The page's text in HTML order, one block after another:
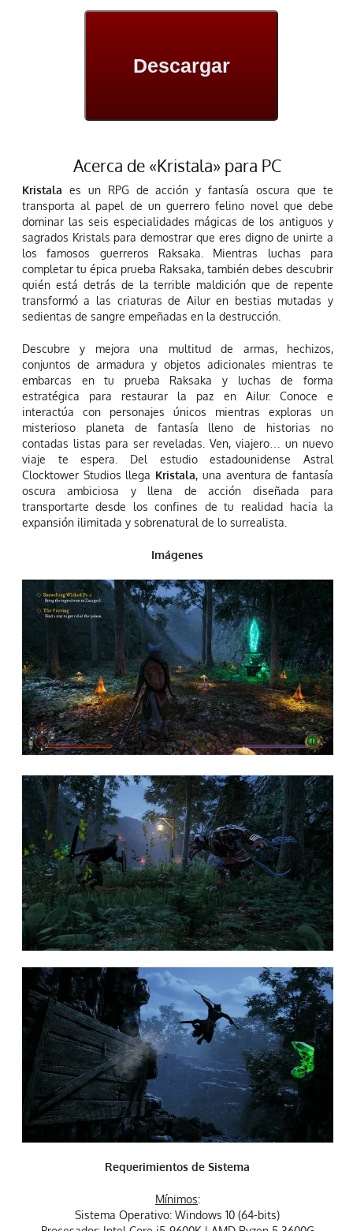
Descargar
Acerca de «Kristala» para PC
Kristala es un RPG de acción y fantasía oscura que te
transporta al papel de un guerrero felino novel que debe
dominar las seis especialidades mágicas de los antiguos y
sagrados Kristals para demostrar que eres digno de unirte a
los famosos guerreros Raksaka. Mientras luchas para
completar tu épica prueba Raksaka, también debes descubrir
quién está detrás de la terrible maldición que de repente
transformó a las criaturas de Ailur en bestias mutadas y
sedientas de sangre empeñadas en la destrucción.
Descubre y mejora una multitud de armas, hechizos,
conjuntos de armadura y objetos adicionales mientras te
embarcas en tu prueba Raksaka y luchas de forma
estratégica para restaurar la paz en Ailur. Conoce e
interactúa con personajes únicos mientras exploras un
misterioso planeta de fantasía lleno de historias no
contadas listas para ser reveladas. Ven, viajero… un nuevo
viaje te espera. Del estudio estadounidense Astral
Clocktower Studios llega Kristala, una aventura de fantasía
oscura ambiciosa y llena de acción diseñada para
transportarte desde los confines de tu realidad hacia la
expansión ilimitada y sobrenatural de lo surrealista.
Imágenes
Requerimientos de Sistema
Mínimos:
Sistema Operativo: Windows 10 (64-bits)